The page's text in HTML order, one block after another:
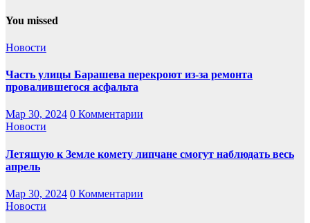
You missed
Новости
Часть улицы Барашева перекроют из-за ремонта
провалившегося асфальта
Мар 30, 2024 0 Комментарии
Новости
Летящую к Земле комету липчане смогут наблюдать весь
апрель
Мар 30, 2024 0 Комментарии
Новости